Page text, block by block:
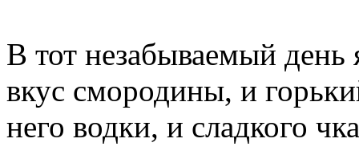
В тот незабываемый день
вкус смородины, и
него водки, и сладкого